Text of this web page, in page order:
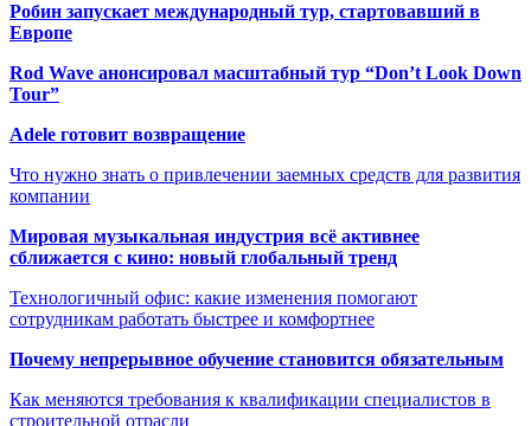
Робин запускает международный тур, стартовавший в
Европе
Rod Wave анонсировал масштабный тур “Don’t Look Down
Tour”
Adele готовит возвращение
Что нужно знать о привлечении заемных средств для развития
компании
Мировая музыкальная индустрия всё активнее
сближается с кино: новый глобальный тренд
Технологичный офис: какие изменения помогают
сотрудникам работать быстрее и комфортнее
Почему непрерывное обучение становится обязательным
Как меняются требования к квалификации специалистов в
строительной отрасли